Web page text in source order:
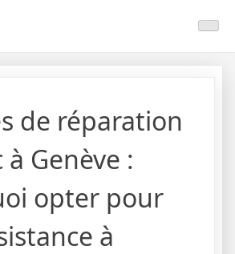
de réparation
Genève :
opter pour
à